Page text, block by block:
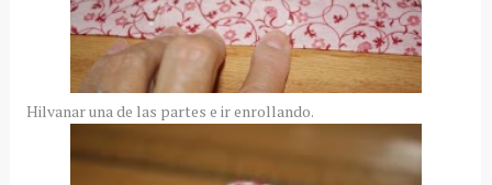
Hilvanar una de las partes e ir enrollando.